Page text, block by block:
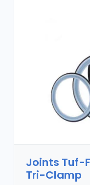
Joints Tuf-
Tri-Clamp